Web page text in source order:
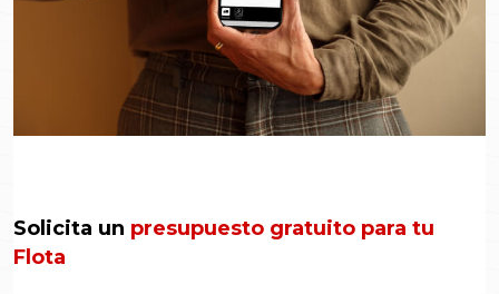
Solicita un presupuesto gratuito para tu
Flota